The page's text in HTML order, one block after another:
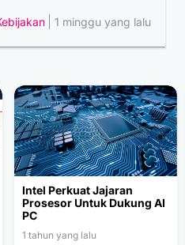
1 minggu yang lalu
Intel Perkuat Jajaran
Prosesor Untuk Dukung AI
PC
1 tahun yang lalu